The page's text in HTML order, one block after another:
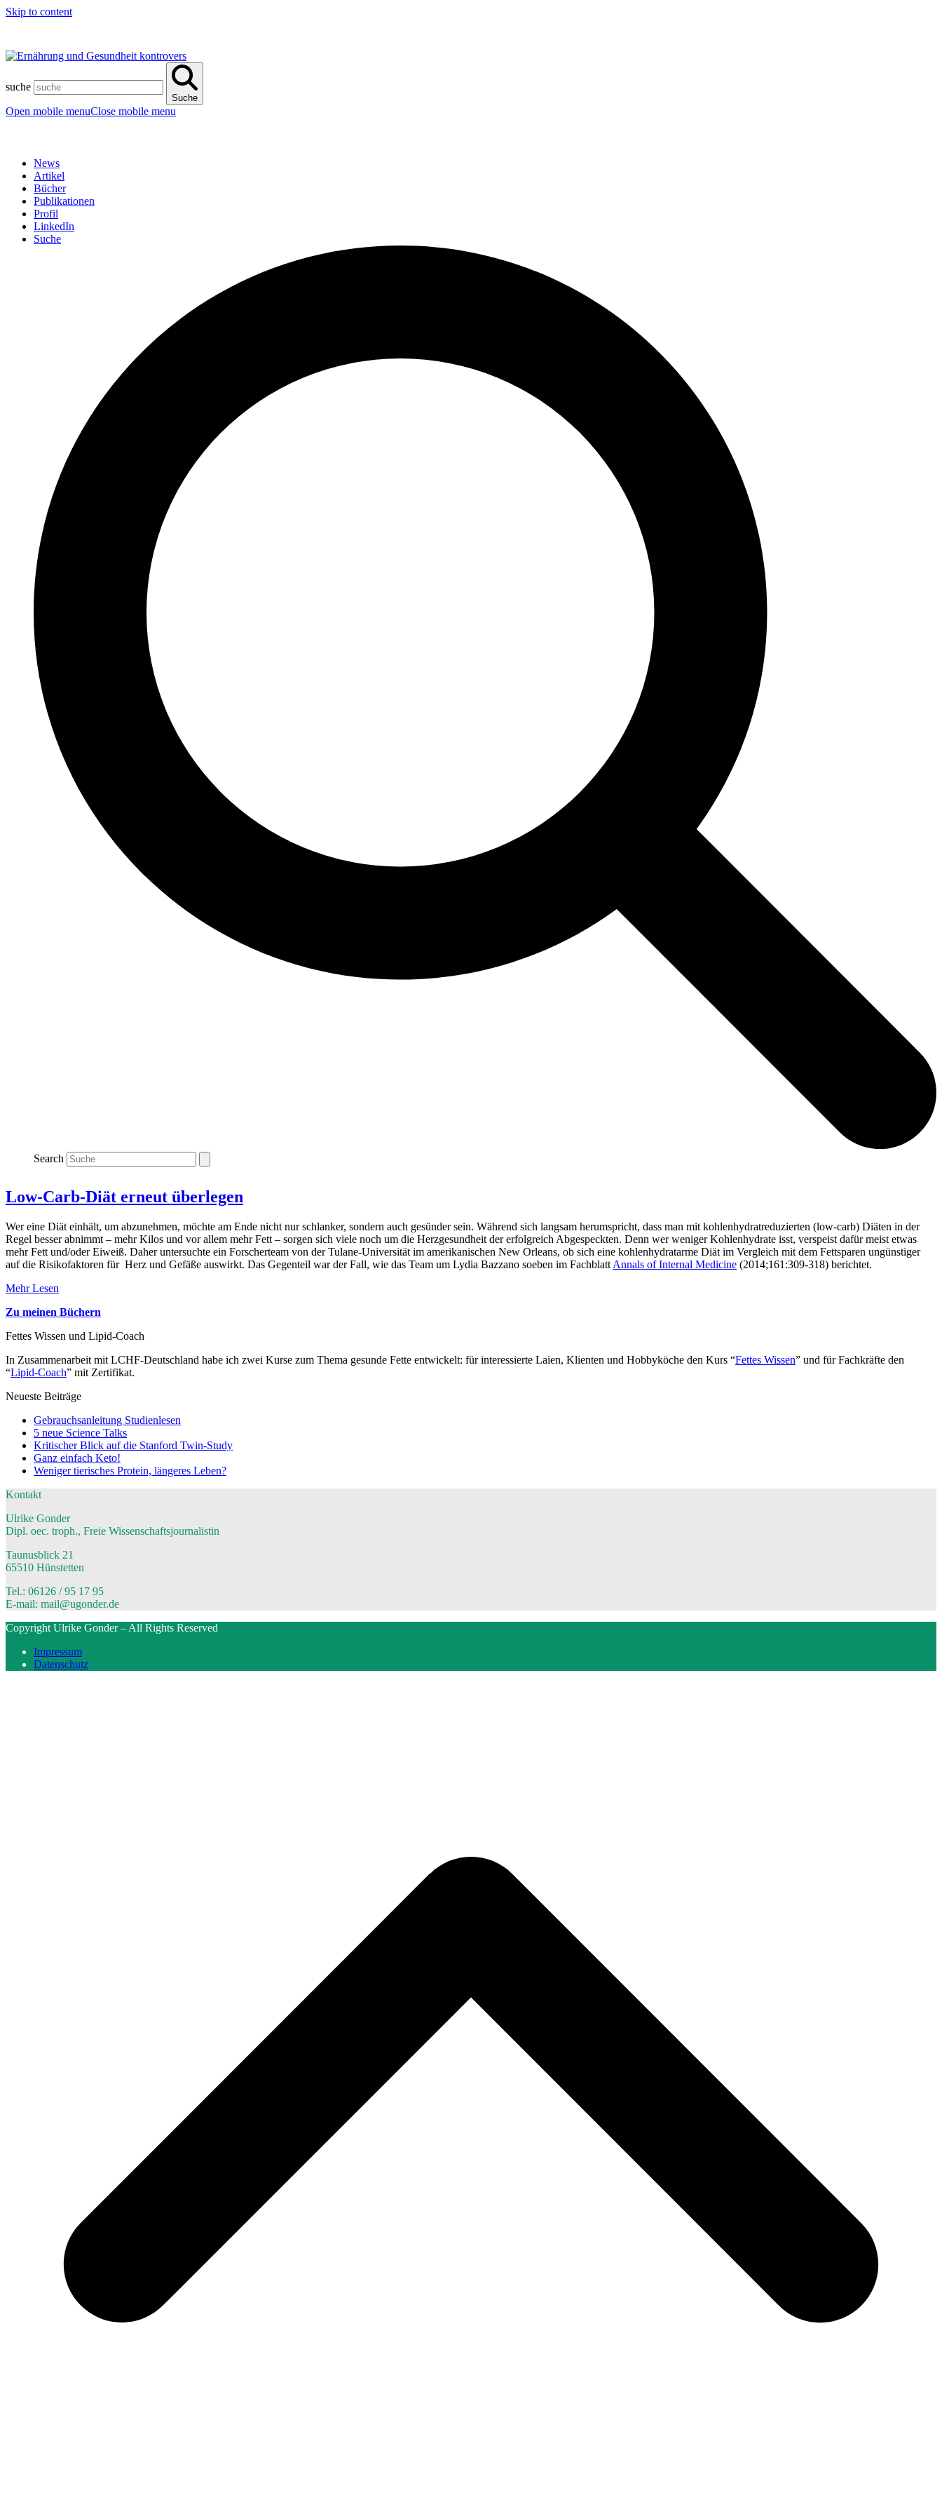
Skip to content
suche
Suche
Open mobile menuClose mobile menu
News
Artikel
Bücher
Publikationen
Profil
LinkedIn
Suche
Search
Low-Carb-Diät erneut überlegen
Wer eine Diät einhält, um abzunehmen, möchte am Ende nicht nur schlanker, sondern auch gesünder sein. Während sich langsam herumspricht, dass man mit kohlenhydratreduzierten (low-carb) Diäten in der
Regel besser abnimmt – mehr Kilos und vor allem mehr Fett – sorgen sich viele noch um die Herzgesundheit der erfolgreich Abgespeckten. Denn wer weniger Kohlenhydrate isst, verspeist dafür meist etwas
mehr Fett und/oder Eiweiß. Daher untersuchte ein Forscherteam von der Tulane-Universität im amerikanischen New Orleans, ob sich eine kohlenhydratarme Diät im Vergleich mit dem Fettsparen ungünstiger
auf die Risikofaktoren für Herz und Gefäße auswirkt. Das Gegenteil war der Fall, wie das Team um Lydia Bazzano soeben im Fachblatt Annals of Internal Medicine (2014;161:309-318) berichtet.
Mehr Lesen
Zu meinen Büchern
Fettes Wissen und Lipid-Coach
In Zusammenarbeit mit LCHF-Deutschland habe ich zwei Kurse zum Thema gesunde Fette entwickelt: für interessierte Laien, Klienten und Hobbyköche den Kurs “Fettes Wissen” und für Fachkräfte den
“Lipid-Coach” mit Zertifikat.
Neueste Beiträge
Gebrauchsanleitung Studienlesen
5 neue Science Talks
Kritischer Blick auf die Stanford Twin-Study
Ganz einfach Keto!
Weniger tierisches Protein, längeres Leben?
Kontakt
Ulrike Gonder
Dipl. oec. troph., Freie Wissenschaftsjournalistin
Taunusblick 21
65510 Hünstetten
Tel.: 06126 / 95 17 95
E-mail: mail@ugonder.de
Copyright Ulrike Gonder – All Rights Reserved
Impressum
Datenschutz